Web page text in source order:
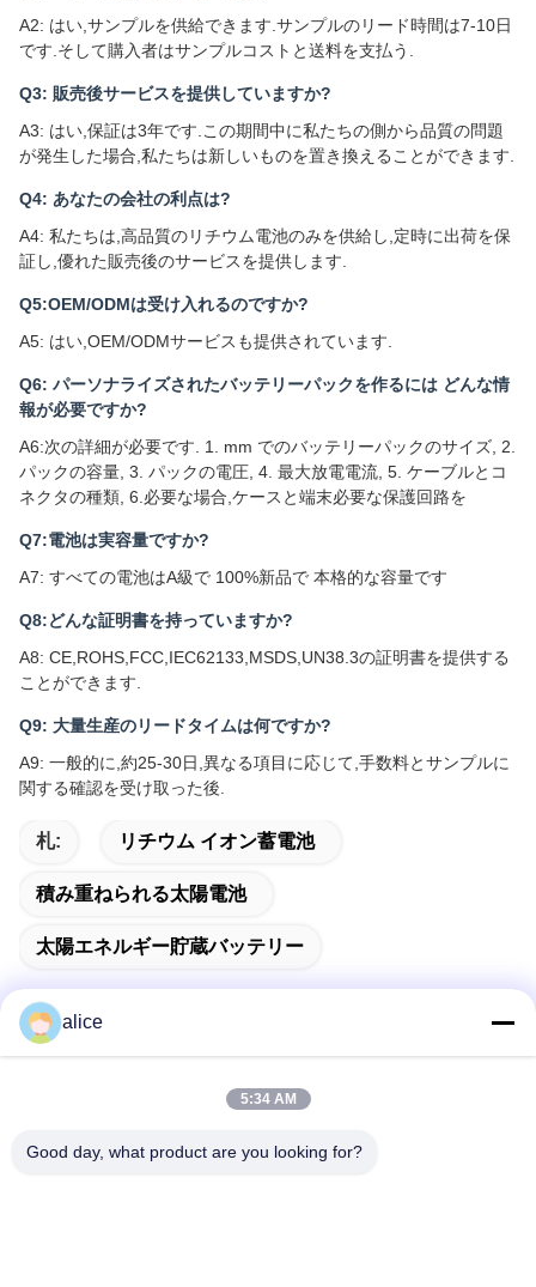
A2: はい,サンプルを供給できます.サンプルのリード時間は7-10日
です.そして購入者はサンプルコストと送料を支払う.
Q3: 販売後サービスを提供していますか?
A3: はい,保証は3年です.この期間中に私たちの側から品質の問題
が発生した場合,私たちは新しいものを置き換えることができます.
Q4: あなたの会社の利点は?
A4: 私たちは,高品質のリチウム電池のみを供給し,定時に出荷を保
証し,優れた販売後のサービスを提供します.
Q5:OEM/ODMは受け入れるのですか?
A5: はい,OEM/ODMサービスも提供されています.
Q6: パーソナライズされたバッテリーパックを作るには どんな情
報が必要ですか?
A6:次の詳細が必要です. 1. mm でのバッテリーパックのサイズ, 2.
パックの容量, 3. パックの電圧, 4. 最大放電電流, 5. ケーブルとコ
ネクタの種類, 6.必要な場合,ケースと端末必要な保護回路を
Q7:電池は実容量ですか?
A7: すべての電池はA級で 100%新品で 本格的な容量です
Q8:どんな証明書を持っていますか?
A8: CE,ROHS,FCC,IEC62133,MSDS,UN38.3の証明書を提供する
ことができます.
Q9: 大量生産のリードタイムは何ですか?
A9: 一般的に,約25-30日,異なる項目に応じて,手数料とサンプルに
関する確認を受け取った後.
札: リチウム イオン蓄電池
積み重ねられる太陽電池
太陽エネルギー貯蔵バッテリー
クイックコンタクト
アドレス
alice
5:34 AM
Good day, what product are you looking for?